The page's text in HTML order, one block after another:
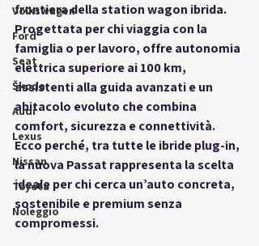
Volkswagen
Ford
Seat
Škoda
Audi
Lexus
Nissan
Toyota
Noleggio
frontiera della station wagon ibrida.
Progettata per chi viaggia con la
famiglia o per lavoro, offre autonomia
elettrica superiore ai 100 km,
assistenti alla guida avanzati e un
abitacolo evoluto che combina
comfort, sicurezza e connettività.
Ecco perché, tra tutte le ibride plug-in,
la nuova Passat rappresenta la scelta
ideale per chi cerca un’auto concreta,
sostenibile e premium senza
compromessi.